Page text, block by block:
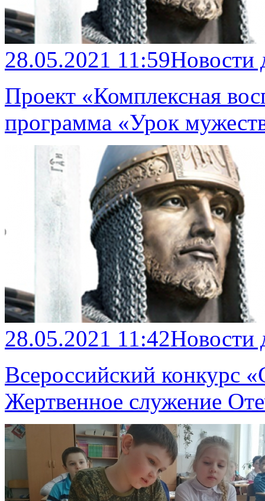
28.05.2021 11:59
Проект «Комплексная
программа «Урок
28.05.2021 11:42
Всероссийский конкурс
Жертвенное служение